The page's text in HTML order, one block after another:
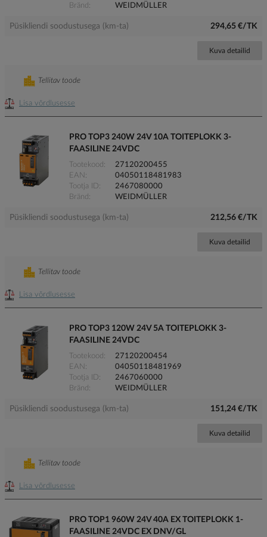
Bränd
WEIDMÜLLER
Püsikliendi soodustusega (km-ta) 294,65 €/TK
Kuva detailid
Lisa võrdlusesse
Tellitav toode
PRO TOP3 240W 24V 10A TOITEPLOKK 3-
FAASILINE 24VDC
Tootekood
27120200455
EAN
04050118481983
Tootja ID
2467080000
Bränd
WEIDMÜLLER
Püsikliendi soodustusega (km-ta) 212,56 €/TK
Kuva detailid
Lisa võrdlusesse
Tellitav toode
PRO TOP3 120W 24V 5A TOITEPLOKK 3-
FAASILINE 24VDC
Tootekood
27120200454
EAN
04050118481969
Tootja ID
2467060000
Bränd
WEIDMÜLLER
Püsikliendi soodustusega (km-ta) 151,24 €/TK
Kuva detailid
Lisa võrdlusesse
Tellitav toode
PRO TOP1 960W 24V 40A EX TOITEPLOKK 1-
FAASILINE 24VDC EX DNV/GL